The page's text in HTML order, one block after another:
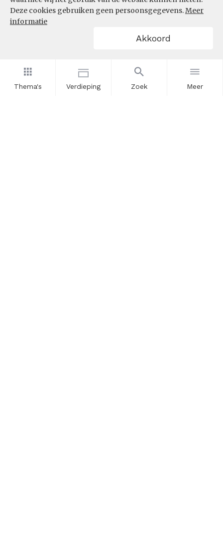
Thema's Verdieping Zoek Meer
Deze cookies gebruiken geen persoonsgegevens.Meer
informatie
Akkoord